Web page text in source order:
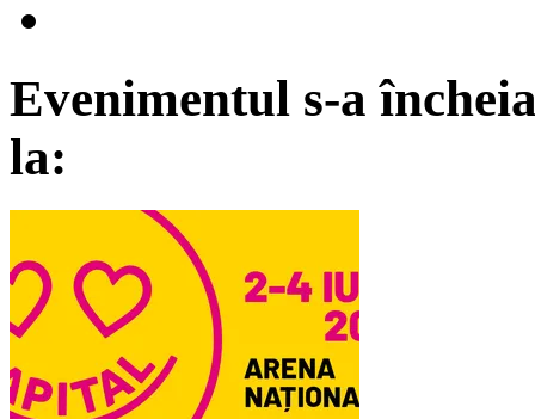
Evenimentul s-a
la: